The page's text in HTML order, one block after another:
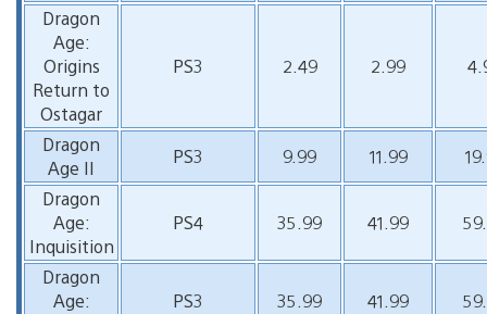
Dragon
Age:
Origins
Return to
Ostagar
PS3 2.49 2.99
Dragon
Age II
PS3 9.99 11.99
Dragon
Age:
Inquisition
PS4 35.99 41.99
Dragon
Age:
PS3 35.99 41.99